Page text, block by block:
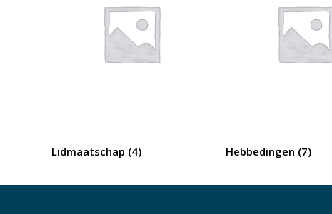
Lidmaatschap (4) Hebbedingen (7)